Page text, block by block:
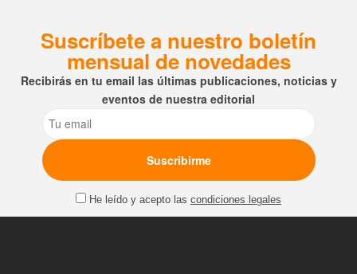
Suscríbete a nuestro boletín
mensual de novedades
Recibirás en tu email las últimas publicaciones, noticias y
eventos de nuestra editorial
Email
He leído y acepto las condiciones legales